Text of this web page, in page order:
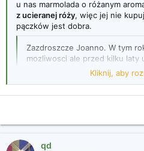
u nas marmolada o różanym
z ucieranej róży, więc jej nie
pączków jest dobra.
Zazdroszcze Joanno. W tym
mozliwosci ale przed kilku laty
w poblizu Zakopanego taka
obeszlam cala nasza wies w
Kliknij, aby
Kliknij, aby
qd